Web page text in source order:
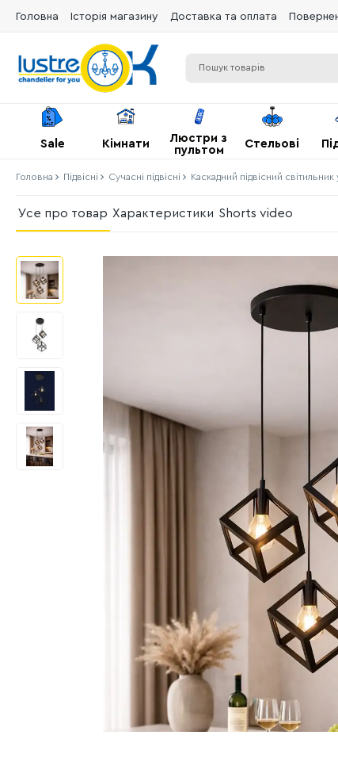
Головна Історія магазину Доставка та оплата
Sale Кімнати
Люстри з
пультом
Стельові
Головна Підвісні Сучасні підвісні Каскадний підвісний
Усе про товар Характеристики Shorts video